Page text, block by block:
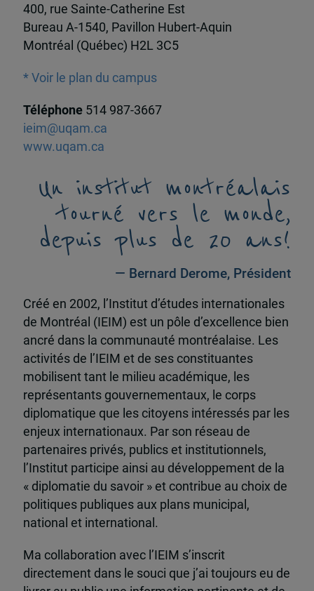
400, rue Sainte-Catherine Est
Bureau A-1540, Pavillon Hubert-Aquin
Montréal (Québec) H2L 3C5
* Voir le plan du campus
Téléphone 514 987-3667
ieim@uqam.ca
www.uqam.ca
Un institut montréalais
tourné vers le monde,
depuis plus de 20 ans!
— Bernard Derome, Président
Créé en 2002, l’Institut d’études internationales
de Montréal (IEIM) est un pôle d’excellence bien
ancré dans la communauté montréalaise. Les
activités de l’IEIM et de ses constituantes
mobilisent tant le milieu académique, les
représentants gouvernementaux, le corps
diplomatique que les citoyens intéressés par les
enjeux internationaux. Par son réseau de
partenaires privés, publics et institutionnels,
l’Institut participe ainsi au développement de la
« diplomatie du savoir » et contribue au choix de
politiques publiques aux plans municipal,
national et international.
Ma collaboration avec l’IEIM s’inscrit
directement dans le souci que j’ai toujours eu de